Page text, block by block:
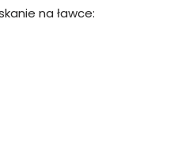
na ławce: